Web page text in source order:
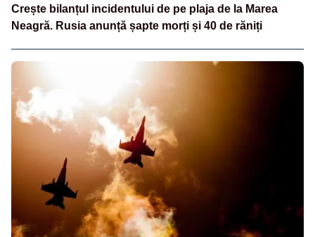
Crește bilanțul incidentului de pe plaja de la Marea
Neagră. Rusia anunță șapte morți și 40 de răniți